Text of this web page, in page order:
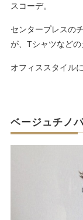
スコーデ。
センタープレスの
が、Tシャツなどの
オフィススタイル
ベージュチノ